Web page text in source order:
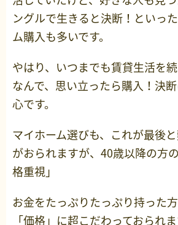
ングルで生きると決断！といっ
ム購入も多いです。
やはり、いつまでも賃貸生活を
なんで、思い立ったら購入！決
心です。
マイホーム選びも、これが最後
がおられますが、40歳以降の方
格重視」
お金をたっぷりたっぷり持った
「価格」に超こだわっておられま